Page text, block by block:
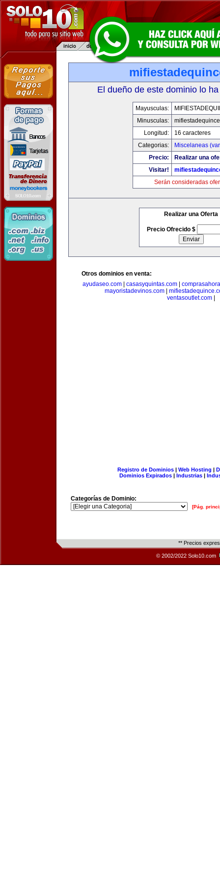
El dueño de este dominio lo
Mayusculas:
Minusculas:
Longitud:
16 caracteres
Categorias:
Miscelaneas
Precio:
Realizar una
Visitar!
Serán consideradas
Realizar una Oferta
Precio Ofrecido $
Otros dominios en venta:
ayudaseo.com
casasyquintas.com
mayoristadevinos.com
ventasoutlet.com
Registro de Dominios| Web Hosting |
Dominios Expirados | Industrias |
Categorías de Dominio:
[Pág.
** Precios
© 2002/2022 Solo10.com